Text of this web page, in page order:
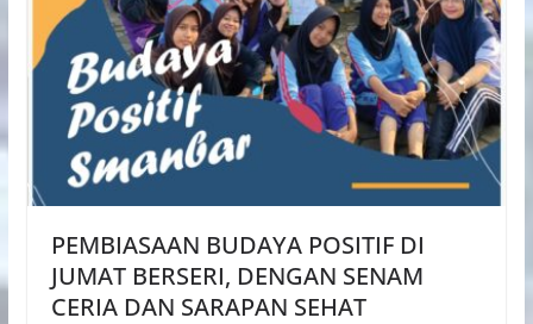
PEMBIASAAN BUDAYA POSITIF DI
JUMAT BERSERI, DENGAN SENAM
CERIA DAN SARAPAN SEHAT